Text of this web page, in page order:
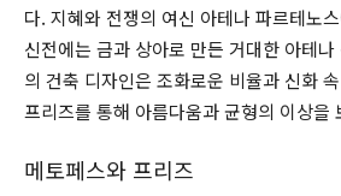
다. 지혜와 전쟁의 여신 아테나 파르테노
신전에는 금과 상아로 만든 거대한 아테
의 건축 디자인은 조화로운 비율과 신화
프리즈를 통해 아름다움과 균형의 이상을
메토페스와 프리즈